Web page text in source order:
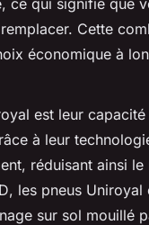
ce qui signifie que
Cette
économique à
est leur
à leur
réduisant ainsi
, les pneus Uniroyal
sur sol mouillé